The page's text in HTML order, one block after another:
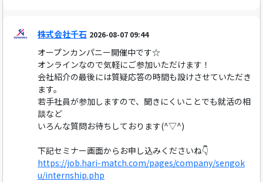
株式会社千石 2026-08-07 09:44
オープンカンパニー開催中です☆
オンラインなので気軽にご参加いただけます！
会社紹介の最後には質疑応答の時間も設けさせていただき
ます。
若手社員が参加しますので、聞きにくいことでも就活の相
談など
いろんな質問お待ちしております(^▽^)
下記セミナー画面からお申し込みくださいね👇
https://job.hari-match.com/pages/company/sengok
u/internship.php